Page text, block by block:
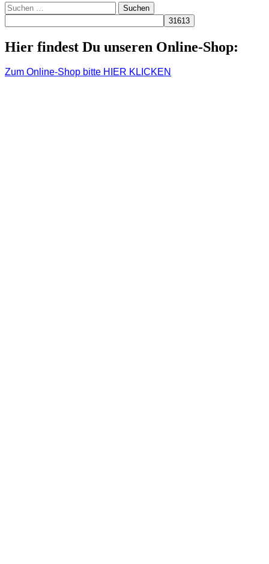
Suchen
nach:
Hier findest Du unseren Online-Shop:
Zum Online-Shop bitte HIER KLICKEN